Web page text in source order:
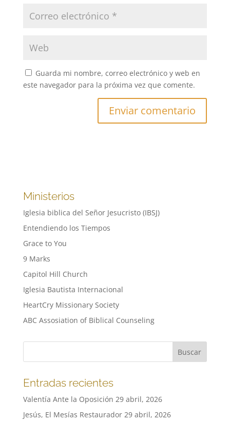
Guarda mi nombre, correo electrónico y web en
este navegador para la próxima vez que comente.
Ministerios
Iglesia biblica del Señor Jesucristo (IBSJ)
Entendiendo los Tiempos
Grace to You
9 Marks
Capitol Hill Church
Iglesia Bautista Internacional
HeartCry Missionary Society
ABC Assosiation of Biblical Counseling
Entradas recientes
Valentía Ante la Oposición 29 abril, 2026
Jesús, El Mesías Restaurador 29 abril, 2026